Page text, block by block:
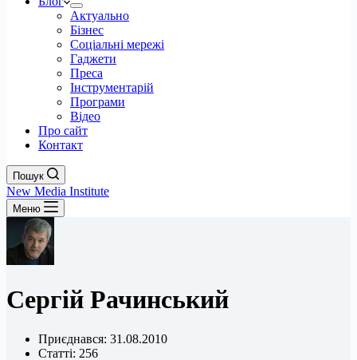
Актуально
Бізнес
Соціальні мережі
Гаджети
Преса
Інструментарій
Програми
Відео
Про сайт
Контакт
Пошук
New Media Institute
Меню
Сергій Рачинський
Приєднався: 31.08.2010
Статті: 256